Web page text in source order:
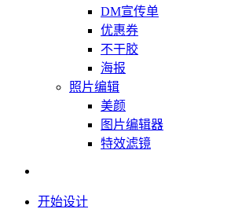
DM宣传单
优惠券
不干胶
海报
照片编辑
美颜
图片编辑器
特效滤镜
开始设计